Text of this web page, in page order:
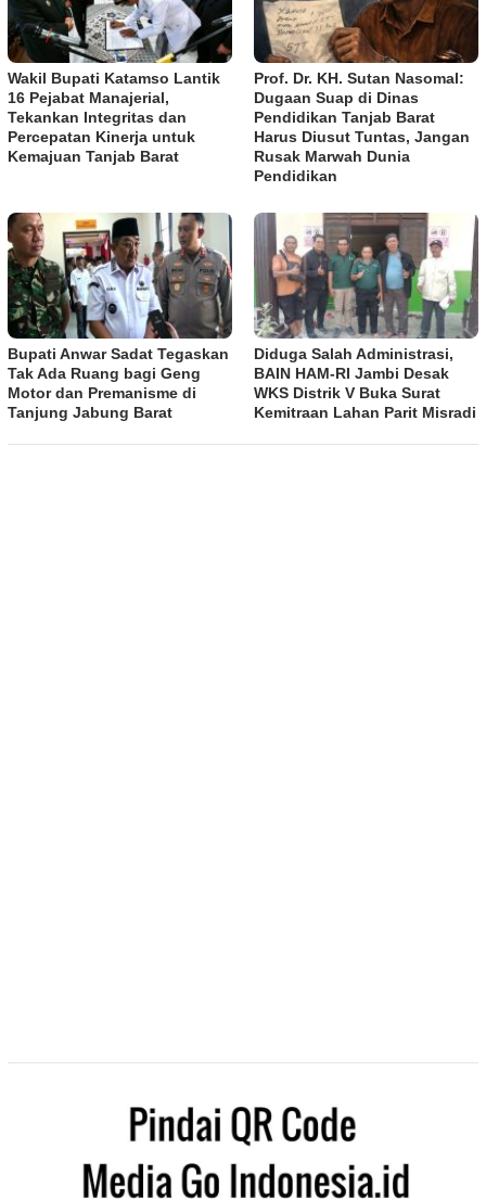
Wakil Bupati Katamso Lantik
16 Pejabat Manajerial,
Tekankan Integritas dan
Percepatan Kinerja untuk
Kemajuan Tanjab Barat
Prof. Dr. KH. Sutan Nasomal:
Dugaan Suap di Dinas
Pendidikan Tanjab Barat
Harus Diusut Tuntas, Jangan
Rusak Marwah Dunia
Pendidikan
Bupati Anwar Sadat Tegaskan
Tak Ada Ruang bagi Geng
Motor dan Premanisme di
Tanjung Jabung Barat
Diduga Salah Administrasi,
BAIN HAM-RI Jambi Desak
WKS Distrik V Buka Surat
Kemitraan Lahan Parit Misradi